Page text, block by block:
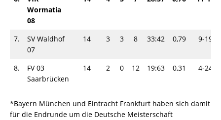
Wormatia
08
7.
SV Waldhof
07
14 3 3 8 33:42 0,79 9-19
8.
FV 03
Saarbrücken
14 2 0 12 19:63 0,31 4-24
*Bayern München und Eintracht Frankfurt haben sich damit
für die Endrunde um die Deutsche Meisterschaft